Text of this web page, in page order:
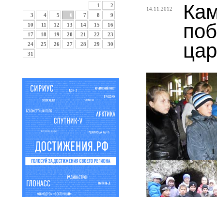
1
2
3
4 5 6 7 8
9
10
11 12 13 14 15
16
17
18 19 20 21 22
23
24
25 26 27 28 29
30
31
14.11.2012